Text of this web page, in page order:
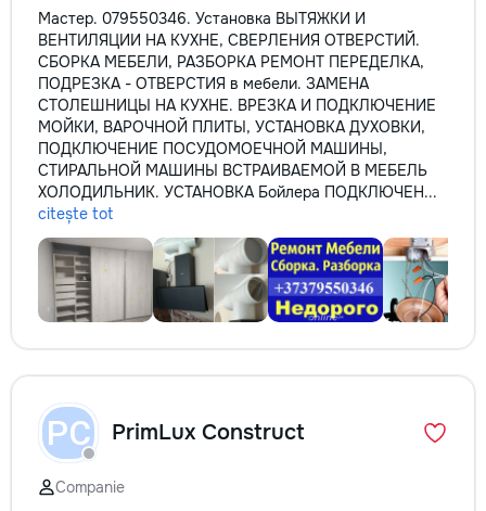
Мастер. 079550346. Установка ВЫТЯЖКИ И
ВЕНТИЛЯЦИИ НА КУХНЕ, СВЕРЛЕНИЯ ОТВЕРСТИЙ.
СБОРКА МЕБЕЛИ, РАЗБОРКА РЕМОНТ ПЕРЕДЕЛКА,
ПОДРЕЗКА - ОТВЕРСТИЯ в мебели. ЗАМЕНА
СТОЛЕШНИЦЫ НА КУХНЕ. ВРЕЗКА И ПОДКЛЮЧЕНИЕ
МОЙКИ, ВАРОЧНОЙ ПЛИТЫ, УСТАНОВКА ДУХОВКИ,
ПОДКЛЮЧЕНИЕ ПОСУДОМОЕЧНОЙ МАШИНЫ,
СТИРАЛЬНОЙ МАШИНЫ ВСТРАИВАЕМОЙ В МЕБЕЛЬ
ХОЛОДИЛЬНИК. УСТАНОВКА Бойлера ПОДКЛЮЧЕН...
citește tot
PC PrimLux Construct
Companie